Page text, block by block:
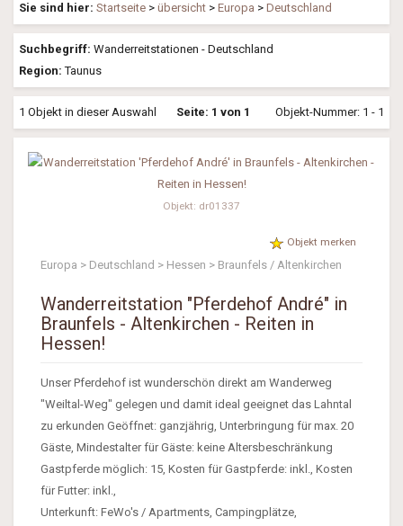
Sie sind hier: Startseite > übersicht > Europa > Deutschland
Suchbegriff: Wanderreitstationen - Deutschland
Region: Taunus
1 Objekt in dieser Auswahl Seite: 1 von 1 Objekt-Nummer: 1 - 1
Objekt: dr01337
Objekt merken
Europa > Deutschland > Hessen > Braunfels / Altenkirchen
Wanderreitstation "Pferdehof André" in
Braunfels - Altenkirchen - Reiten in
Hessen!
Unser Pferdehof ist wunderschön direkt am Wanderweg
"Weiltal-Weg" gelegen und damit ideal geeignet das Lahntal
zu erkunden Geöffnet: ganzjährig, Unterbringung für max. 20
Gäste, Mindestalter für Gäste: keine Altersbeschränkung
Gastpferde möglich: 15, Kosten für Gastpferde: inkl., Kosten
für Futter: inkl.,
Unterkunft: FeWo's / Apartments, Campingplätze,